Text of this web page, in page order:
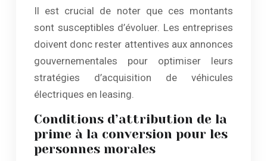
Il est crucial de noter que ces montants
sont susceptibles d’évoluer. Les entreprises
doivent donc rester attentives aux annonces
gouvernementales pour optimiser leurs
stratégies d’acquisition de véhicules
électriques en leasing.
Conditions d’attribution de la
prime à la conversion pour les
personnes morales